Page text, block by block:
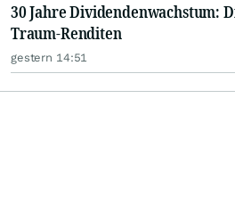
30 Jahre Dividendenwachstum:
Traum-Renditen
gestern 14:51